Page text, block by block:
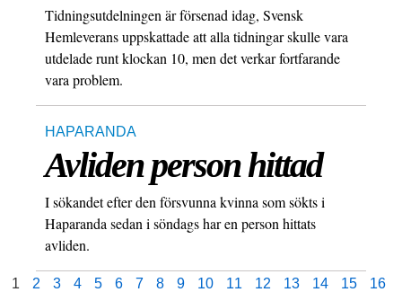
Tidningsutdelningen är försenad idag, Svensk
Hemleverans uppskattade att alla tidningar skulle vara
utdelade runt klockan 10, men det verkar fortfarande
vara problem.
HAPARANDA
Avliden person hittad
I sökandet efter den försvunna kvinna som sökts i
Haparanda sedan i söndags har en person hittats
avliden.
1 2 3 4 5 6 7 8 9 10 11 12 13 14 15
16